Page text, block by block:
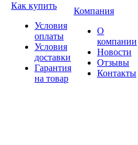
Как купить
Условия
оплаты
Условия
доставки
Гарантия
на товар
Компания
О
компании
Новости
Отзывы
Контакты